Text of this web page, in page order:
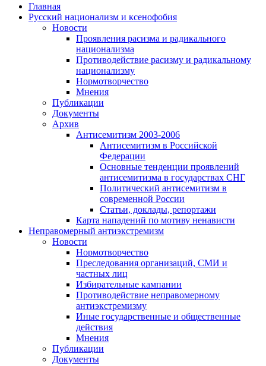
Главная
Русский национализм и ксенофобия
Новости
Проявления расизма и радикального
национализма
Противодействие расизму и радикальному
национализму
Нормотворчество
Мнения
Публикации
Документы
Архив
Антисемитизм 2003-2006
Антисемитизм в Российской
Федерации
Основные тенденции проявлений
антисемитизма в государствах СНГ
Политический антисемитизм в
современной России
Статьи, доклады, репортажи
Карта нападений по мотиву ненависти
Неправомерный антиэкстремизм
Новости
Нормотворчество
Преследования организаций, СМИ и
частных лиц
Избирательные кампании
Противодействие неправомерному
антиэкстремизму
Иные государственные и общественные
действия
Мнения
Публикации
Документы